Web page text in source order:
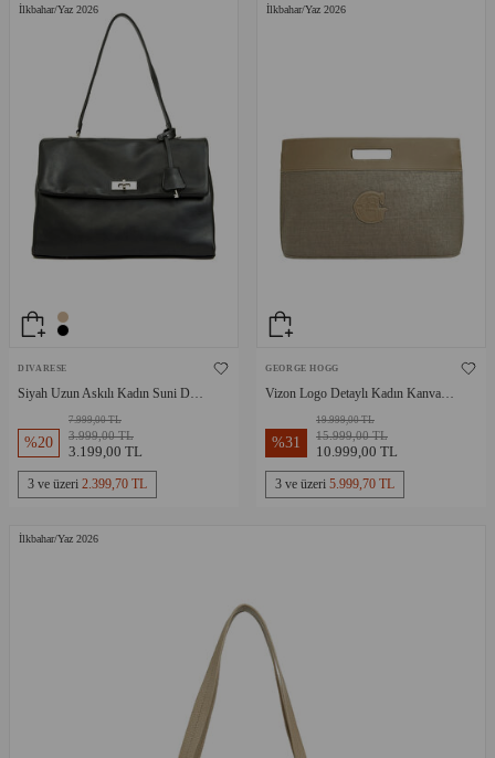
İlkbahar/Yaz 2026
DIVARESE
Siyah Uzun Askılı Kadın Suni Deri
%20
7.999,00 TL
3.999,00 TL
3.199,00 TL
3 ve üzeri 2.399,70 TL
İlkbahar/Yaz 2026
GEORGE HOGG
Vizon Logo Detaylı Kadın Kanvas
%31
19.999,00 TL
15.999,00 TL
10.999,00 TL
3 ve üzeri 5.999,70 TL
İlkbahar/Yaz 2026